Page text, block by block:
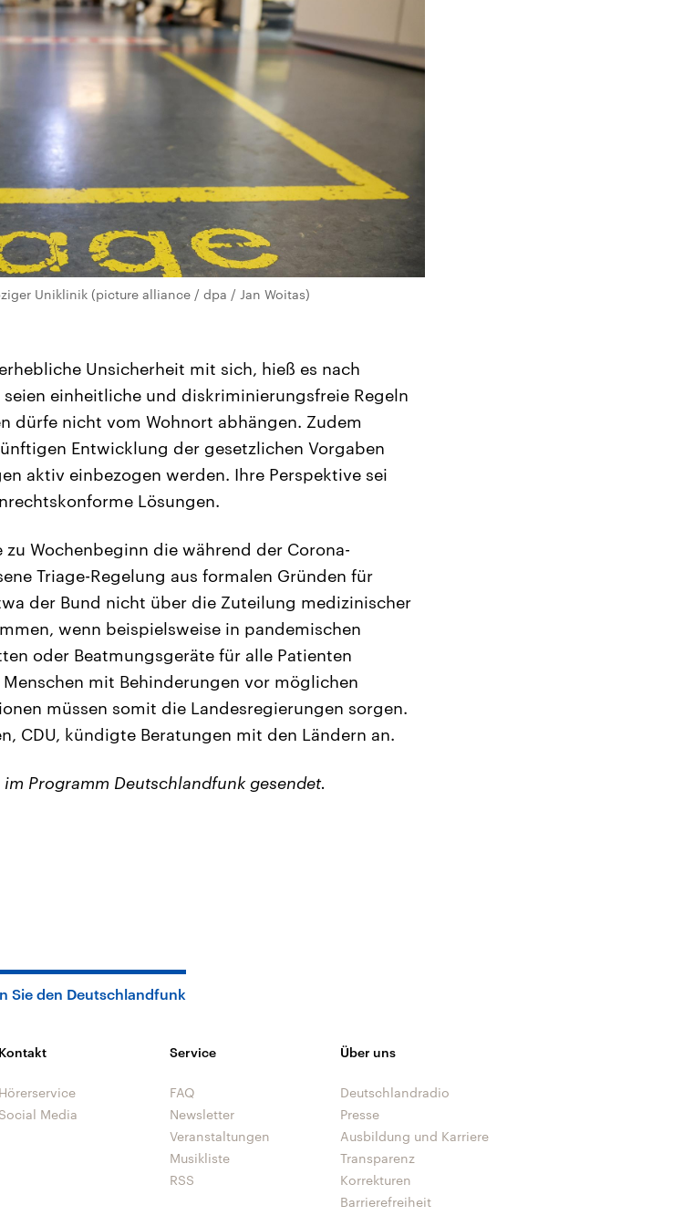
Uniklinik (picture alliance / dpa / Jan Woitas)
Unsicherheit mit sich, hieß es nach
einheitliche und diskriminierungsfreie Regeln
dürfe nicht vom Wohnort abhängen. Zudem
Entwicklung der gesetzlichen Vorgaben
aktiv einbezogen werden. Ihre Perspektive sei
Lösungen.
Wochenbeginn die während der Corona-
Triage-Regelung aus formalen Gründen für
der Bund nicht über die Zuteilung medizinischer
wenn beispielsweise in pandemischen
oder Beatmungsgeräte für alle Patienten
mit Behinderungen vor möglichen
müssen somit die Landesregierungen sorgen.
CDU, kündigte Beratungen mit den Ländern an.
Programm Deutschlandfunk gesendet.
Sie den Deutschlandfunk
Kontakt
Hörerservice
Social Media
Service
FAQ
Newsletter
Veranstaltungen
Musikliste
RSS
Über uns
Deutschlandradio
Presse
Ausbildung und Karriere
Transparenz
Korrekturen
Barrierefreiheit